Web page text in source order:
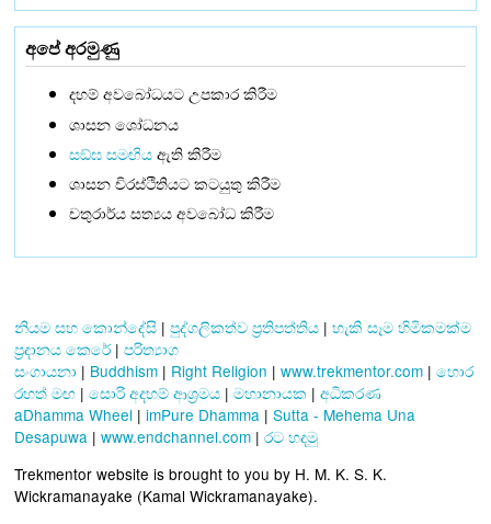
අපේ අරමුණු
දහම් අවබෝධයට උපකාර කිරීම
ශාසන ශෝධනය
සඞ්‌ඝ සමඟියඇති කිරීම
ශාසන චිරස්ථිතියට කටයුතු කිරීම
චතුරාර්ය සත්‍යය අවබෝධ කිරීම
නියම සහ කොන්දේසි | පුද්ගලිකත්ව ප්‍රතිපත්තිය | හැකි සෑම හිමිකමක්ම
ප්‍රදානය කෙරේ | පරිත්‍යාග
සංගායනා | Buddhism | Right Religion | www.trekmentor.com | හොර
රහත් මඟ | සොරි අදහම් ආශ්‍රමය | මහානායක | අධිකරණ
aDhamma Wheel | imPure Dhamma | Sutta - Mehema Una
Desapuwa | www.endchannel.com | රට හදමු
Trekmentor website is brought to you by H. M. K. S. K.
Wickramanayake (Kamal Wickramanayake).